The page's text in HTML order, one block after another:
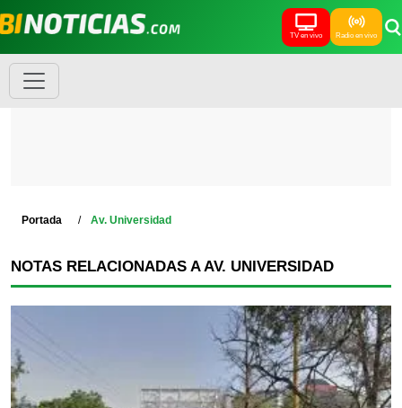
TV en vivo Radio en vivo
Portada Av. Universidad
NOTAS RELACIONADAS A AV. UNIVERSIDAD